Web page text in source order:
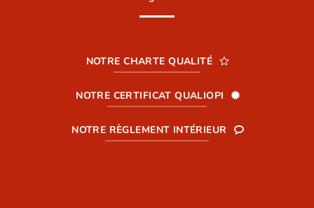
NOTRE CHARTE QUALITÉ
NOTRE CERTIFICAT QUALIOPI
NOTRE RÈGLEMENT INTÉRIEUR